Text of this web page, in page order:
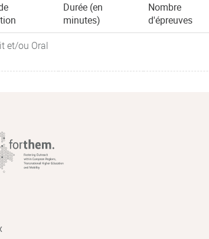
Durée (en
minutes)
Nombre
d'épreuves
et/ou Oral